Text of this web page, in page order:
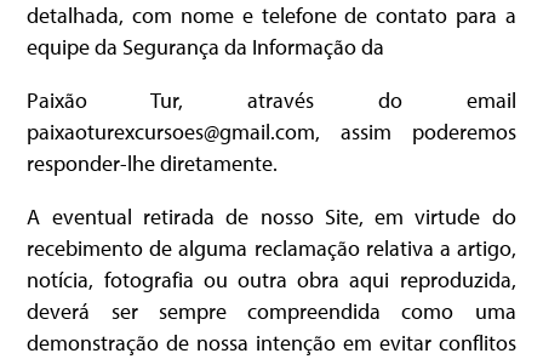
detalhada, com nome e telefone de contato para a
equipe da Segurança da Informação da
Paixão Tur, através do email
paixaoturexcursoes@gmail.com, assim poderemos
responder-lhe diretamente.
A eventual retirada de nosso Site, em virtude do
recebimento de alguma reclamação relativa a artigo,
notícia, fotografia ou outra obra aqui reproduzida,
deverá ser sempre compreendida como uma
demonstração de nossa intenção em evitar conflitos